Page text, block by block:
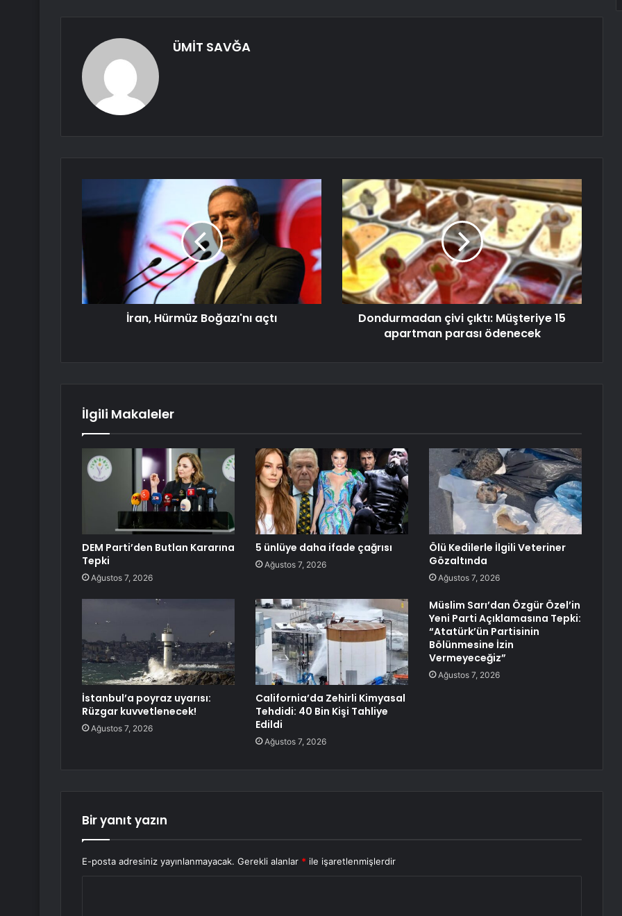
ÜMİT SAVĞA
İran, Hürmüz Boğazı'nı açtı
Dondurmadan çivi çıktı: Müşteriye 15
apartman parası ödenecek
İlgili Makaleler
DEM Parti’den Butlan Kararına
Tepki
Ağustos 7, 2026
5 ünlüye daha ifade çağrısı
Ağustos 7, 2026
Ölü Kedilerle İlgili Veteriner
Gözaltında
Ağustos 7, 2026
İstanbul’a poyraz uyarısı:
Rüzgar kuvvetlenecek!
Ağustos 7, 2026
California’da Zehirli Kimyasal
Tehdidi: 40 Bin Kişi Tahliye
Edildi
Ağustos 7, 2026
Müslim Sarı’dan Özgür Özel’in
Yeni Parti Açıklamasına Tepki:
“Atatürk’ün Partisinin
Bölünmesine İzin
Vermeyeceğiz”
Ağustos 7, 2026
Bir yanıt yazın
E-posta adresiniz yayınlanmayacak. Gerekli alanlar * ile işaretlenmişlerdir